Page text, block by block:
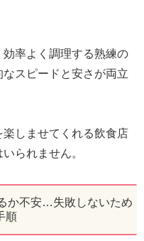
率よく調理する熟練の
スピードと安さが両立
しませてくれる飲食店
られません。
か不安…失敗しないため
順